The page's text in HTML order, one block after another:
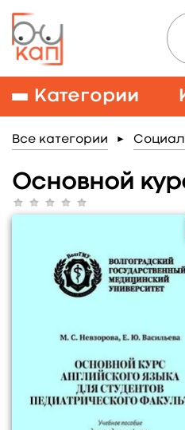
Категории
Все категории ►
Основной